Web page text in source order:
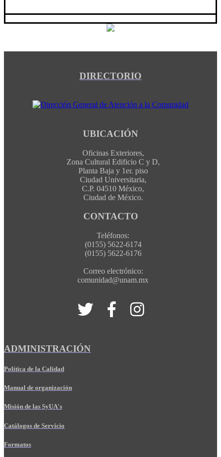
DIRECTORIO
UBICACIÓN
Oficinas Exteriores,
Zona Cultural Edificio C y D,
Planta Baja y 1er. piso
Ciudad Universitaria,
C.P. 04510 México,
Ciudad de México.
CONTACTO
Teléfonos:
(0155) 5622-6174
(0155) 5622-6176
Correo electrónico:
comunidad@unam.mx
ADMINISTRACIÓN
Política de la Calidad
Manual de organización
Misión de las SyUA's
Catálogos de Servicio
Formatos